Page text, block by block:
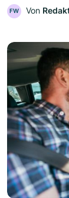
FW Von